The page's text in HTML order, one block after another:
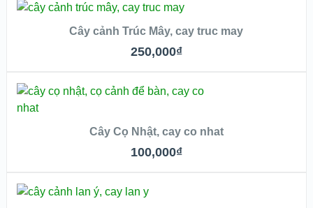
VIEW DETAILS
QUICK LOOK
Cây cảnh Trúc Mây, cay truc may
250,000₫
QUICK LOOK
Cây Cọ Nhật, cay co nhat
100,000₫
THÊM VÀO GIỎ